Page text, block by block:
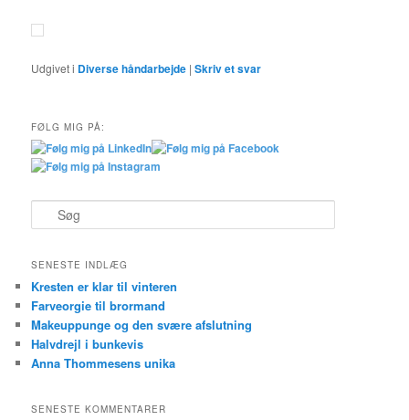
Udgivet i Diverse håndarbejde |Skriv et svar
FØLG MIG PÅ:
ø
SENESTE INDLÆG
Kresten er klar til vinteren
Farveorgie til brormand
Makeuppunge og den svære afslutning
Halvdrejl i bunkevis
Anna Thommesens unika
SENESTE KOMMENTARER